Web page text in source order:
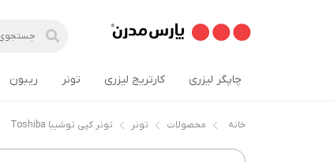
چاپگر لیزری کارتریج لیزری تونر ریبون
خانه محصولات تونر تونر کپی توشیبا Toshiba